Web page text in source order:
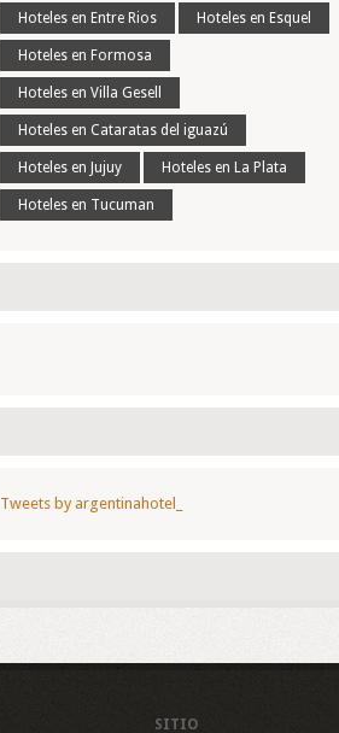
Hoteles en Entre Rios Hoteles en Esquel
Hoteles en Formosa
Hoteles en Villa Gesell
Hoteles en Cataratas del iguazú
Hoteles en Jujuy Hoteles en La Plata
Hoteles en Tucuman
Tweets by argentinahotel_
SITIO